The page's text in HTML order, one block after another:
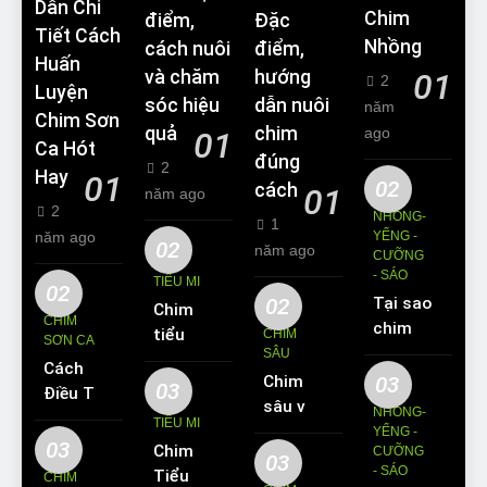
Dẫn Chi
Tiết Cách
Huấn
Luyện
Chim Sơn
Ca Hót
Hay
01
2
năm ago
02
CHIM
SƠN CA
Cách
Điều Trị
Hiệu
Quả
Các
03
CHIM
điểm,
cách nuôi
và chăm
sóc hiệu
quả
01
2
năm ago
02
TIỂU MI
Chim
tiểu mi
ăn gì?
Kinh
nghiệm
chim
03
TIỂU MI
Chim
Tiểu Mi
Đặc
điểm,
hướng
dẫn nuôi
chim
đúng
cách 01
1
năm ago
02
CHIM
SÂU
Chim
sâu và
những
thông
tin cơ
03
Chim
Nhồng
01
2
năm
ago
02
NHỒNG-
YỂNG -
CƯỠNG
- SÁO
Tại sao
chim
Sáo lại
được
yêu
thích
nuôi
làm thú
03
NHỒNG-
YỂNG -
CƯỠNG
- SÁO